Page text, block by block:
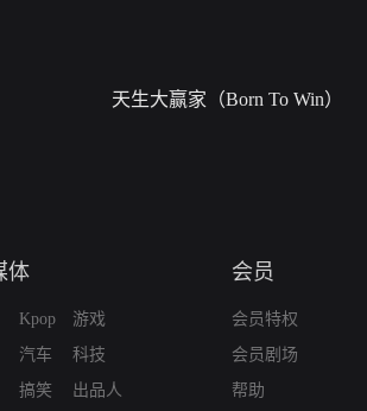
天生大赢家（Born To Win）
体
Kpop
汽车
搞笑
游戏
科技
出品人
会员
会员特权
会员剧场
帮助